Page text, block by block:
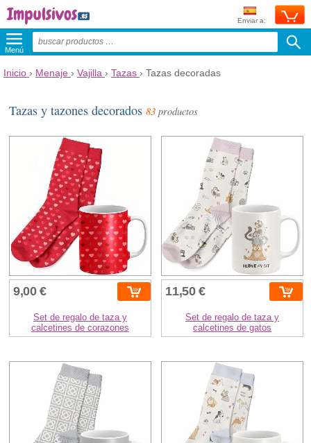
Enviar a:
Menú
Inicio › Menaje › Vajilla › Tazas › Tazas decoradas
Tazas y tazones decorados83 productos
9,00 €
Set de regalo de taza y
calcetines de corazones
11,50 €
Set de regalo de taza y
calcetines de gatos